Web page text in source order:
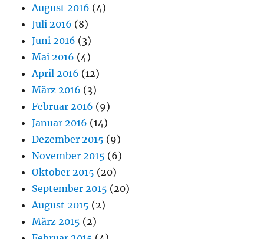
August 2016 (4)
Juli 2016 (8)
Juni 2016 (3)
Mai 2016 (4)
April 2016 (12)
März 2016 (3)
Februar 2016 (9)
Januar 2016 (14)
Dezember 2015 (9)
November 2015 (6)
Oktober 2015 (20)
September 2015 (20)
August 2015 (2)
März 2015 (2)